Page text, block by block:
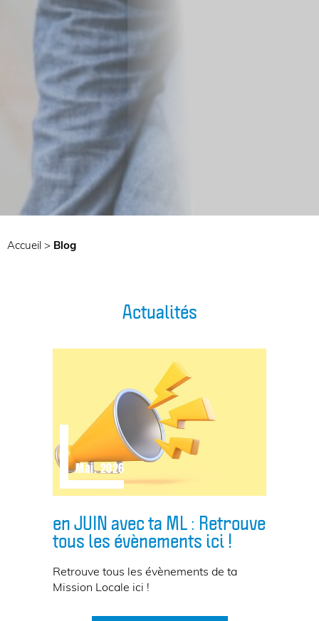
Accueil > Blog
Actualités
Mai. 2026
en JUIN avec ta ML : Retrouve
tous les évènements ici !
Retrouve tous les évènements de ta
Mission Locale ici !